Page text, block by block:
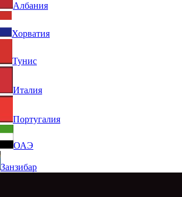
Албания
Хорватия
Тунис
Италия
Португалия
ОАЭ
Занзибар